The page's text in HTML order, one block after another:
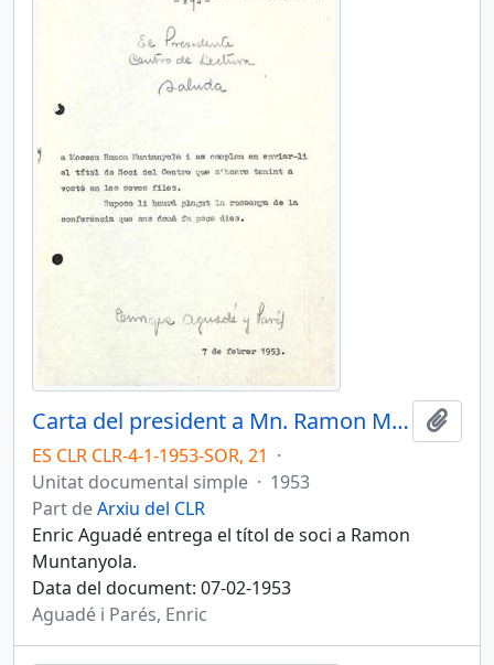
Carta del president a Mn. Ramon Muntanyola
ES CLR CLR-4-1-1953-SOR, 21 ·
Unitat documental simple · 1953
Part deArxiu del CLR
Enric Aguadé entrega el títol de soci a Ramon
Muntanyola.
Data del document: 07-02-1953
Aguadé i Parés, Enric